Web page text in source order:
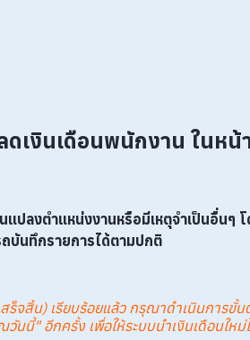
เงินเดือนพนักงาน ในหน้
ปลงตำแหน่งงานหรือมีเหตุจำเป็นอื่นๆ
บันทึกรายการได้ตามปกติ
ร็จสิ้น) เรียบร้อยแล้ว กรุณาดำเนินการ
นี้" อีกครั้ง เพื่อให้ระบบนำเงินเดือนให